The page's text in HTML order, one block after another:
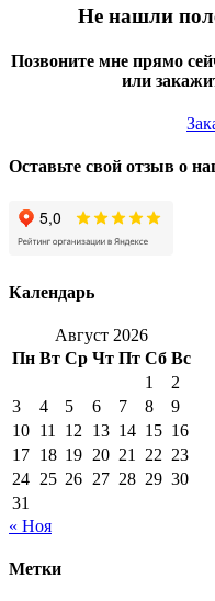
Не нашли
Позвоните мне прямо
или
Оставьте свой отзыв о
Календарь
Август 2026
Пн Вт Ср Чт Пт Сб Вс
1
2
3
4 5 6 7 8
9
10 11 12 13 14 15 16
17 18 19 20 21 22 23
24 25 26 27 28 29 30
31
« Ноя
Метки